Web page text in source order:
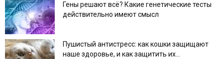
Гены решают всё? Какие генетические тесты
действительно имеют смысл
Пушистый антистресс: как кошки защищают
наше здоровье, и как защитить их...